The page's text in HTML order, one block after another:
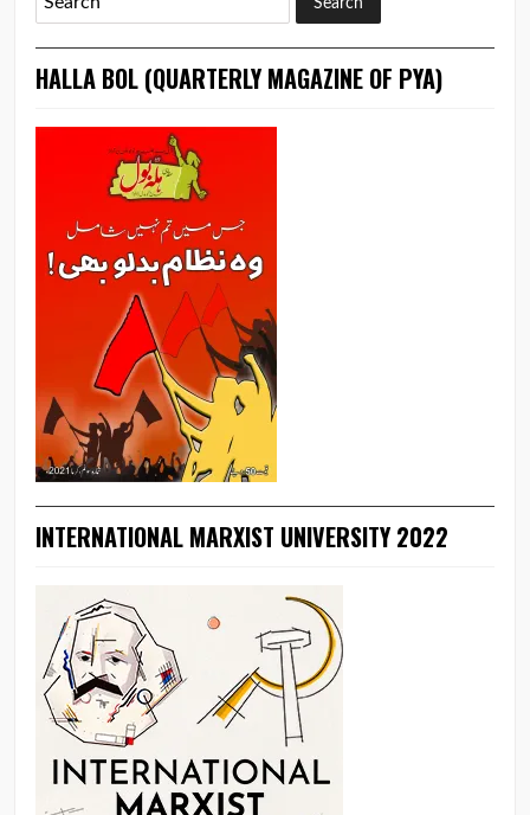
HALLA BOL (QUARTERLY MAGAZINE OF PYA)
INTERNATIONAL MARXIST UNIVERSITY 2022